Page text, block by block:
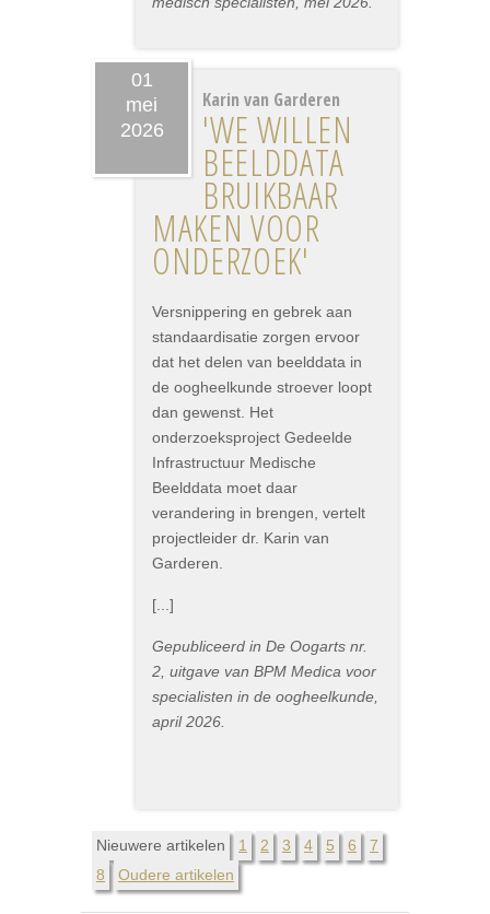
01
mei
2026
Karin van Garderen
'WE WILLEN
BEELDDATA
BRUIKBAAR
MAKEN VOOR
ONDERZOEK'
Versnippering en gebrek aan
standaardisatie zorgen ervoor
dat het delen van beelddata in
de oogheelkunde stroever loopt
dan gewenst. Het
onderzoeksproject Gedeelde
Infrastructuur Medische
Beelddata moet daar
verandering in brengen, vertelt
projectleider dr. Karin van
Garderen.
[...]
Gepubliceerd in De Oogarts nr.
2, uitgave van BPM Medica voor
specialisten in de oogheelkunde,
april 2026.
Nieuwere artikelen 1 2 3 4 5 6
7
8
Oudere artikelen